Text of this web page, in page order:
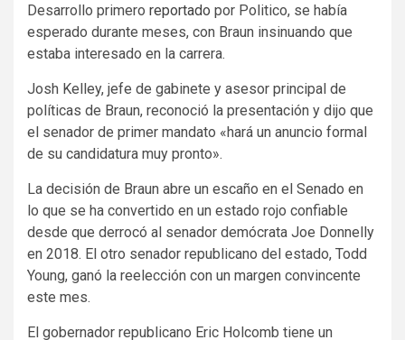
Desarrollo primero reportado por Politico, se había
esperado durante meses, con Braun insinuando que
estaba interesado en la carrera.
Josh Kelley, jefe de gabinete y asesor principal de
políticas de Braun, reconoció la presentación y dijo que
el senador de primer mandato «hará un anuncio formal
de su candidatura muy pronto».
La decisión de Braun abre un escaño en el Senado en
lo que se ha convertido en un estado rojo confiable
desde que derrocó al senador demócrata Joe Donnelly
en 2018. El otro senador republicano del estado, Todd
Young, ganó la reelección con un margen convincente
este mes.
El gobernador republicano Eric Holcomb tiene un